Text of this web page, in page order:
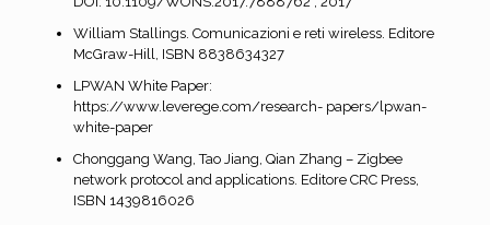
William Stallings. Comunicazioni e reti wireless. Editore
McGraw-Hill, ISBN 8838634327
LPWAN White Paper:
https://www.leverege.com/research- papers/lpwan-
white-paper
Chonggang Wang, Tao Jiang, Qian Zhang – Zigbee
network protocol and applications. Editore CRC Press,
ISBN 1439816026